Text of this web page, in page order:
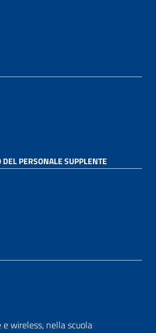
DEL PERSONALE SUPPLENTE
wireless, nella scuola